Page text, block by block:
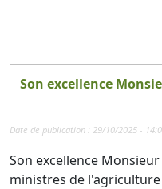
Son excellence
Date de publication : 29/10/2025 -
Son excellence
ministres de